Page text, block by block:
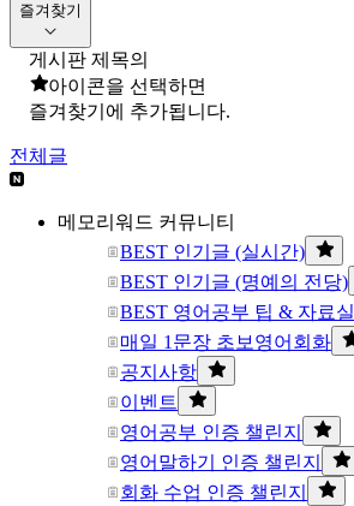
즐겨찾기
게시판 제목의
아이콘을 선택하면
즐겨찾기에 추가됩니다.
전체글
메모리워드 커뮤니티
BEST 인기글 (실시간)
BEST 인기글 (명예의 전당)
BEST 영어공부 팁 & 자료실
매일 1문장 초보영어회화
공지사항
이벤트
영어공부 인증 챌린지
영어말하기 인증 챌린지
회화 수업 인증 챌린지